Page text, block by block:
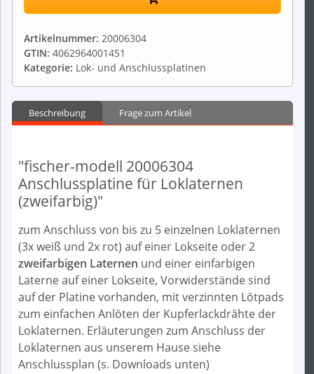
Artikelnummer: 20006304
GTIN: 4062964001451
Kategorie: Lok- und Anschlussplatinen
Beschreibung Frage zum Artikel
"fischer-modell 20006304
Anschlussplatine für Loklaternen
(zweifarbig)"
zum Anschluss von bis zu 5 einzelnen Loklaternen
(3x weiß und 2x rot) auf einer Lokseite oder 2
zweifarbigen Laternen und einer einfarbigen
Laterne auf einer Lokseite, Vorwiderstände sind
auf der Platine vorhanden, mit verzinnten Lötpads
zum einfachen Anlöten der Kupferlackdrähte der
Loklaternen. Erläuterungen zum Anschluss der
Loklaternen aus unserem Hause siehe
Anschlussplan (s. Downloads unten)